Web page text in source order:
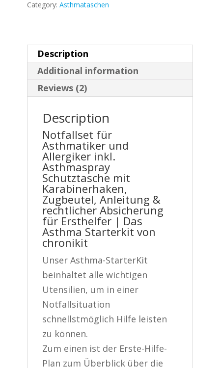
Allergiker
Starterkit
von
chronikit
quantity
Category: Asthmataschen
Description
Additional information
Reviews (2)
Description
Notfallset für
Asthmatiker und
Allergiker inkl.
Asthmaspray
Schutztasche mit
Karabinerhaken,
Zugbeutel, Anleitung &
rechtlicher Absicherung
für Ersthelfer | Das
Asthma Starterkit von
chronikit
Unser Asthma-StarterKit
beinhaltet alle wichtigen
Utensilien, um in einer
Notfallsituation
schnellstmöglich Hilfe leisten
zu können.
Zum einen ist der Erste-Hilfe-
Plan zum Überblick über die